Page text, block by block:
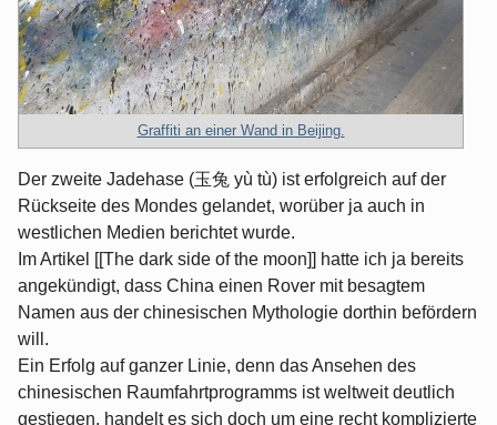
Graffiti an einer Wand in Beijing.
Der zweite Jadehase (玉兔 yù tù) ist erfolgreich auf der
Rückseite des Mondes gelandet, worüber ja auch in
westlichen Medien berichtet wurde.
Im Artikel [[The dark side of the moon]] hatte ich ja bereits
angekündigt, dass China einen Rover mit besagtem
Namen aus der chinesischen Mythologie dorthin befördern
will.
Ein Erfolg auf ganzer Linie, denn das Ansehen des
chinesischen Raumfahrtprogramms ist weltweit deutlich
gestiegen, handelt es sich doch um eine recht komplizierte